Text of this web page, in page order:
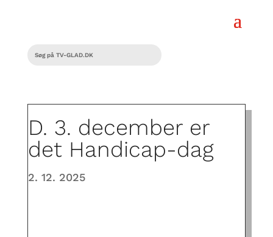
D. 3. december er
det Handicap-dag
2. 12. 2025